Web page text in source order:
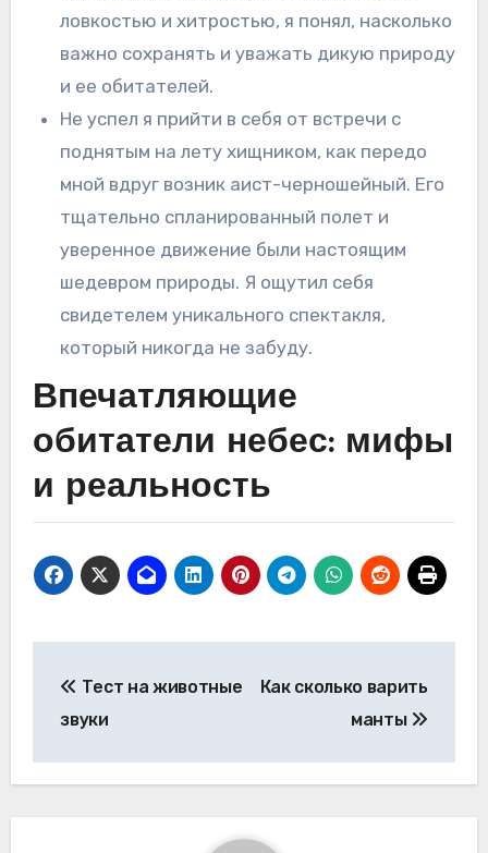
ловкостью и хитростью, я понял, насколько
важно сохранять и уважать дикую природу
и ее обитателей.
Не успел я прийти в себя от встречи с
поднятым на лету хищником, как передо
мной вдруг возник аист-черношейный. Его
тщательно спланированный полет и
уверенное движение были настоящим
шедевром природы. Я ощутил себя
свидетелем уникального спектакля,
который никогда не забуду.
Впечатляющие
обитатели небес: мифы
и реальность
по
Тест на животные
звуки
Как сколько варить
манты